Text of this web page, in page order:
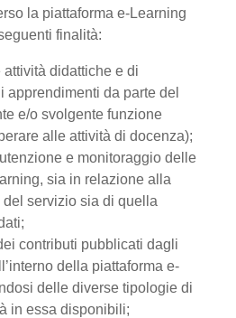
la piattaforma e-Learning
finalità:
attività didattiche e di
apprendimenti da parte del
e/o svolgente funzione
alle attività di docenza);
e monitoraggio delle
sia in relazione alla
servizio sia di quella
contributi pubblicati dagli
della piattaforma e-
delle diverse tipologie di
in essa disponibili;